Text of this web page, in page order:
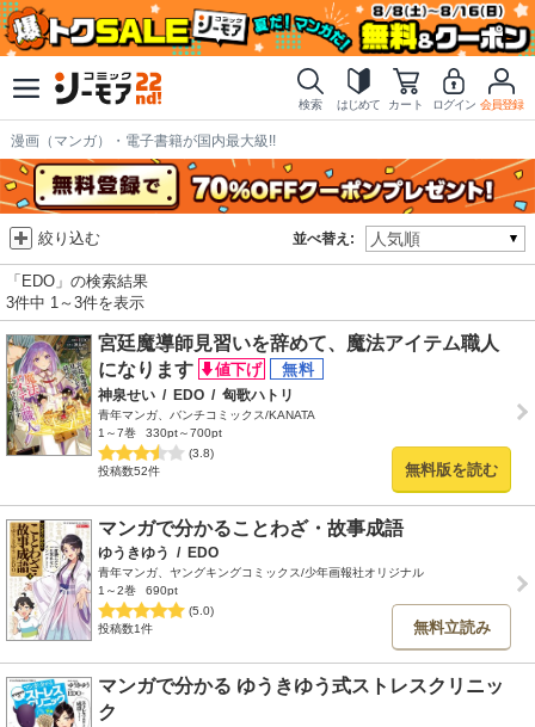
検索 はじめて カート ログイン 会員登録
漫画（マンガ）・電子書籍が国内最大級!!
並べ替え:
絞り込む
「EDO」の検索結果
3件中 1～3件を表示
宮廷魔導師見習いを辞めて、魔法アイテム職人
になります
神泉せい / EDO / 匈歌ハトリ
青年マンガ、バンチコミックス/KANATA
1～7巻
330pt～700pt
(3.8)
投稿数52件
無料版を読む
マンガで分かることわざ・故事成語
ゆうきゆう / EDO
青年マンガ、ヤングキングコミックス/少年画報社オリジナル
1～2巻
690pt
(5.0)
投稿数1件
無料立読み
マンガで分かる ゆうきゆう式ストレスクリニッ
ク